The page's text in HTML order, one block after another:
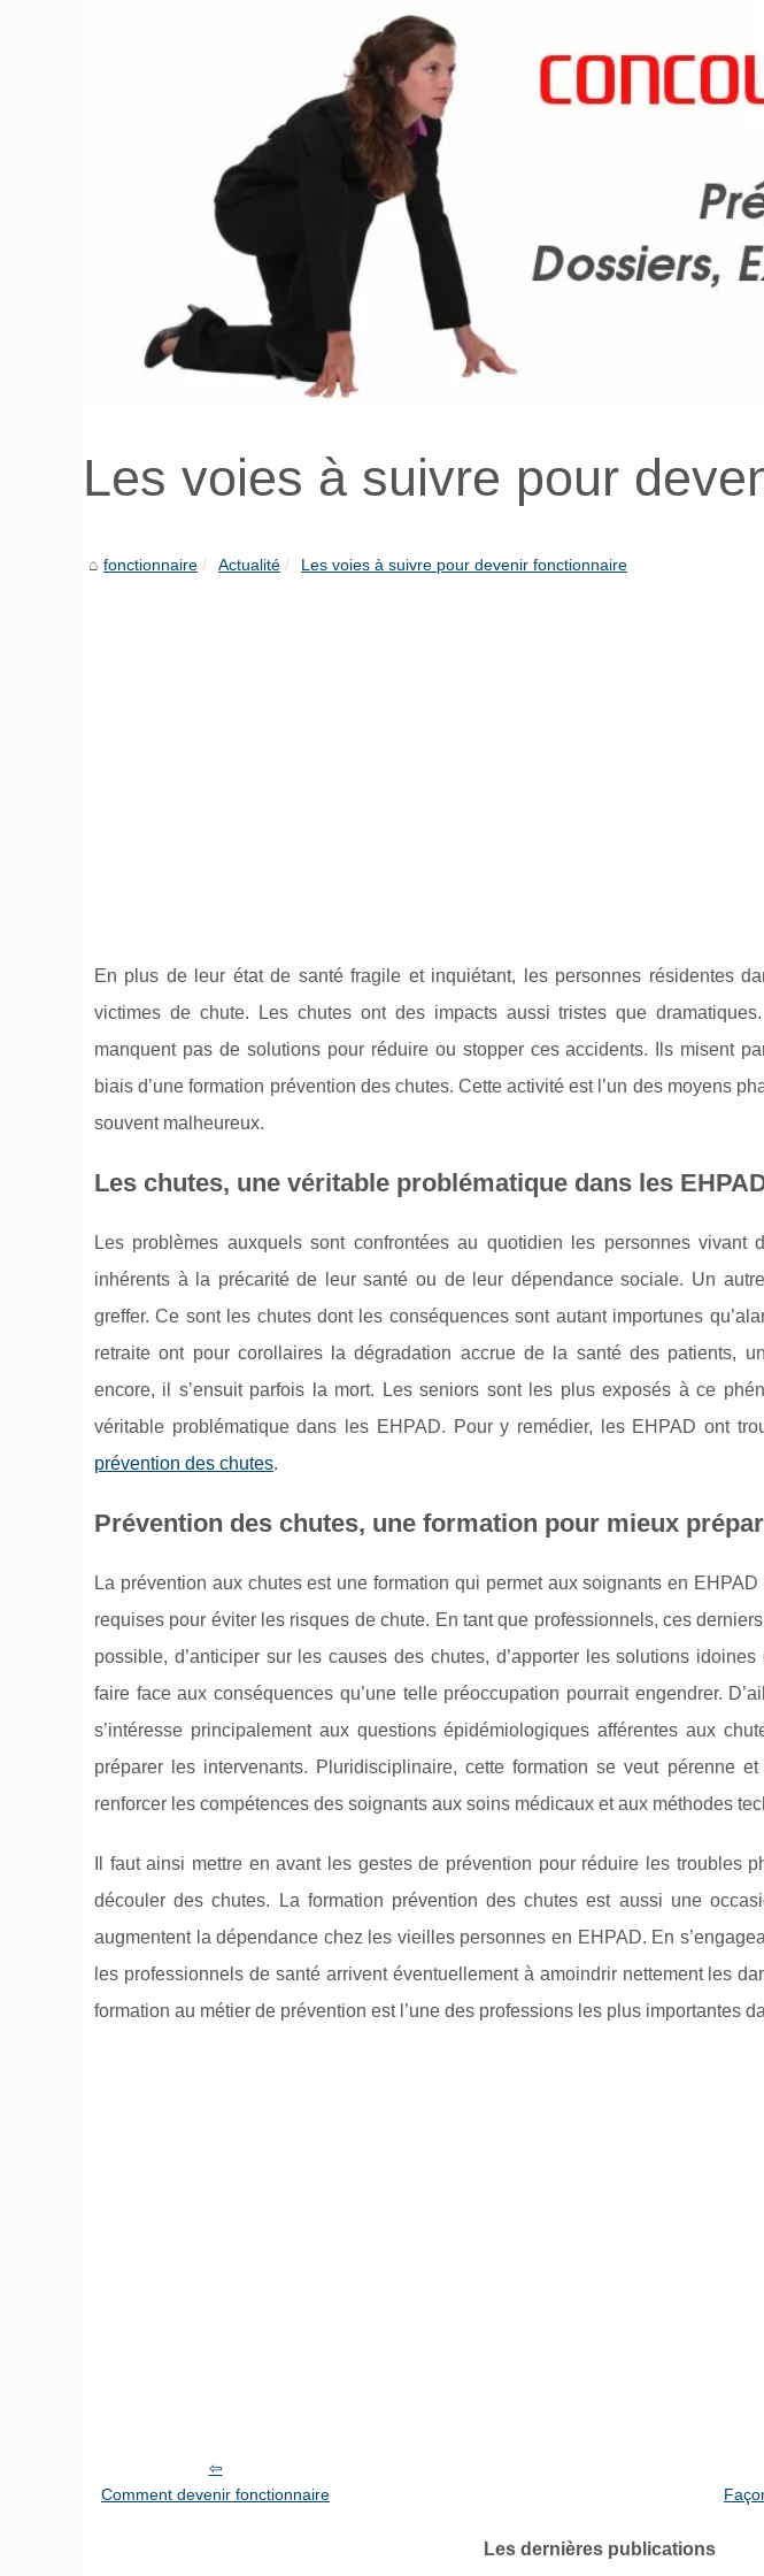
Les voies à suivre pour
fonctionnaire Actualité Les voies à suivre pour devenir fonctionnaire
En plus de leur état de santé fragile et inquiétant, les personnes résidentes
victimes de chute. Les chutes ont des impacts aussi tristes que
manquent pas de solutions pour réduire ou stopper ces accidents. Ils misent
biais d’une formation prévention des chutes. Cette activité est l’un des moyens
souvent malheureux.
Les chutes, une véritable problématique dans les
Les problèmes auxquels sont confrontées au quotidien les personnes
inhérents à la précarité de leur santé ou de leur dépendance sociale. Un
greffer. Ce sont les chutes dont les conséquences sont autant importunes
retraite ont pour corollaires la dégradation accrue de la santé des patients,
encore, il s’ensuit parfois la mort. Les seniors sont les plus exposés à ce
véritable problématique dans les EHPAD. Pour y remédier, les EHPAD ont
prévention des chutes.
Prévention des chutes, une formation pour mieux
La prévention aux chutes est une formation qui permet aux soignants en
requises pour éviter les risques de chute. En tant que professionnels, ces
possible, d’anticiper sur les causes des chutes, d’apporter les solutions
faire face aux conséquences qu’une telle préoccupation pourrait engendrer.
s’intéresse principalement aux questions épidémiologiques afférentes aux
préparer les intervenants. Pluridisciplinaire, cette formation se veut pérenne
renforcer les compétences des soignants aux soins médicaux et aux méthodes
Il faut ainsi mettre en avant les gestes de prévention pour réduire les troubles
découler des chutes. La formation prévention des chutes est aussi une
augmentent la dépendance chez les vieilles personnes en EHPAD. En
les professionnels de santé arrivent éventuellement à amoindrir nettement les
formation au métier de prévention est l’une des professions les plus importantes
Comment devenir fonctionnaire
Les dernières publications